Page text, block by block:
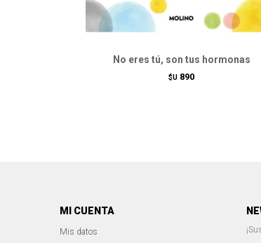
No eres tú, son tus hormonas
$U 890
MI CUENTA
Mis datos